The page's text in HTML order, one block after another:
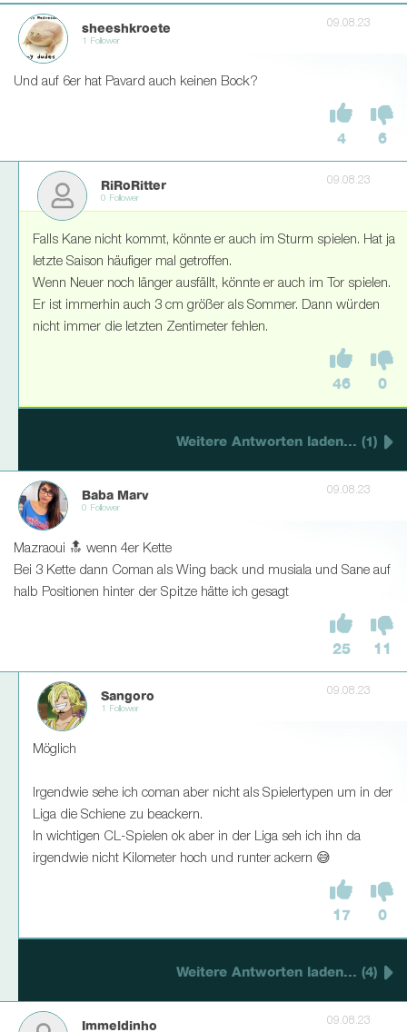
sheeshkroete
1 Follower
09.08.23
Und auf 6er hat Pavard auch keinen Bock?
4 6
RiRoRitter
0 Follower
09.08.23
Falls Kane nicht kommt, könnte er auch im Sturm spielen. Hat ja
letzte Saison häufiger mal getroffen.
Wenn Neuer noch länger ausfällt, könnte er auch im Tor spielen.
Er ist immerhin auch 3 cm größer als Sommer. Dann würden
nicht immer die letzten Zentimeter fehlen.
46 0
Weitere Antworten laden... (1)
Baba Marv
0 Follower
09.08.23
Mazraoui 🔝 wenn 4er Kette
Bei 3 Kette dann Coman als Wing back und musiala und Sane auf
halb Positionen hinter der Spitze hätte ich gesagt
25 11
Sangoro
1 Follower
09.08.23
Möglich
Irgendwie sehe ich coman aber nicht als Spielertypen um in der
Liga die Schiene zu beackern.
In wichtigen CL-Spielen ok aber in der Liga seh ich ihn da
irgendwie nicht Kilometer hoch und runter ackern 😅
17 0
Weitere Antworten laden... (4)
Immeldinho 09.08.23